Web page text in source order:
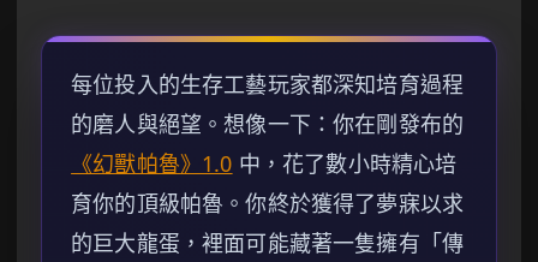
每位投入的生存工藝玩家都深知培育過程
的磨人與絕望。想像一下：你在剛發布的
《幻獸帕魯》1.0 中，花了數小時精心培
育你的頂級帕魯。你終於獲得了夢寐以求
的巨大龍蛋，裡面可能藏著一隻擁有「傳